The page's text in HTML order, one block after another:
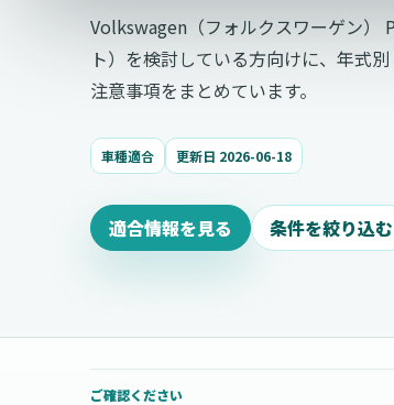
Volkswagen（フォルクスワーゲン
ト）を検討している方向けに、年式
注意事項をまとめています。
車種適合 更新日 2026-06-18
適合情報を見る 条件を絞り込む
ご確認ください